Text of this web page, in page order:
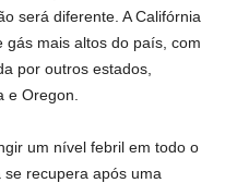
será diferente. A Califórnia
mais altos do país, com
por outros estados,
e Oregon.
um nível febril em todo o
recupera após uma